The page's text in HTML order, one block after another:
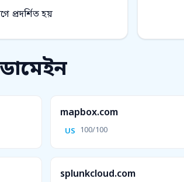
প্রদর্শিত হয়
mapbox.com
US 100/100
splunkcloud.com